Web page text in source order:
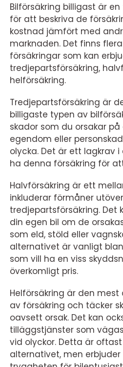
Bilförsäkring billigast är
för att beskriva de
kostnad jämfört med
marknaden. Det finns
försäkringar som kan
tredjepartsförsäkring,
helförsäkring.
Tredjepartsförsäkring är
billigaste typen av
skador som du orsakar
egendom eller
olycka. Det är ett lagkrav
ha denna försäkring för
Halvförsäkring är ett
inkluderar förmåner utöver
tredjepartsförsäkring. Det
din egen bil om de
som eld, stöld eller
alternativet är vanligt
som vill ha en viss
överkomligt pris.
Helförsäkring är den
av försäkring och täcker
oavsett orsak. Det kan
tilläggstjänster som
vid olyckor. Detta är
alternativet, men